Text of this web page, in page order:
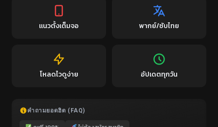
แนวตั้งเต็มจอ พากย์/ซับไทย
โหลดไวดูง่าย อัปเดตทุกวัน
คำถามยอดฮิต (FAQ)